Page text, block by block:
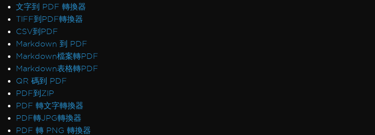
文字到 PDF 轉換器
TIFF到PDF轉換器
CSV到PDF
Markdown 到 PDF
Markdown檔案轉PDF
Markdown表格轉PDF
QR 碼到 PDF
PDF到ZIP
PDF 轉文字轉換器
PDF轉JPG轉換器
PDF 轉 PNG 轉換器